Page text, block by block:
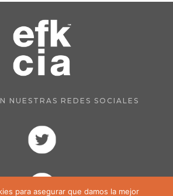
NUESTRAS REDES SOCIALES
para asegurar que damos la mejor